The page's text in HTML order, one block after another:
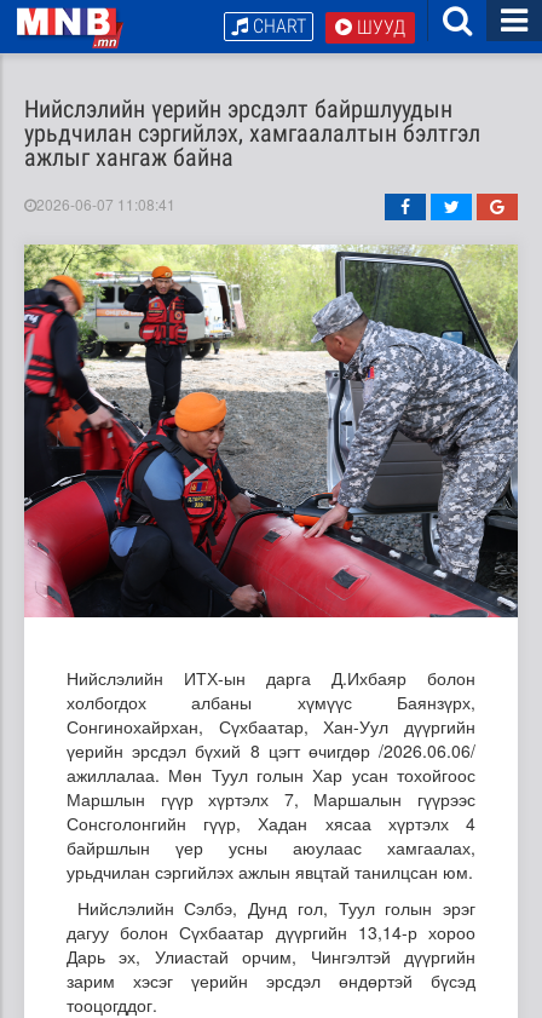
ШУУД
CHART
Нийслэлийн үерийн эрсдэлт байршлуудын
урьдчилан сэргийлэх, хамгаалалтын бэлтгэл
ажлыг хангаж байна
2026-06-07 11:08:41
Нийслэлийн ИТХ-ын дарга Д.Ихбаяр болон
холбогдох албаны хүмүүс Баянзүрх,
Сонгинохайрхан, Сүхбаатар, Хан-Уул дүүргийн
үерийн эрсдэл бүхий 8 цэгт өчигдөр /2026.06.06/
ажиллалаа. Мөн Туул голын Хар усан тохойгоос
Маршлын гүүр хүртэлх 7, Маршалын гүүрээс
Сонсголонгийн гүүр, Хадан хясаа хүртэлх 4
байршлын үер усны аюулаас хамгаалах,
урьдчилан сэргийлэх ажлын явцтай танилцсан юм.
Нийслэлийн Сэлбэ, Дунд гол, Туул голын эрэг
дагуу болон Сүхбаатар дүүргийн 13,14-р хороо
Дарь эх, Улиастай орчим, Чингэлтэй дүүргийн
зарим хэсэг үерийн эрсдэл өндөртэй бүсэд
тооцогддог.